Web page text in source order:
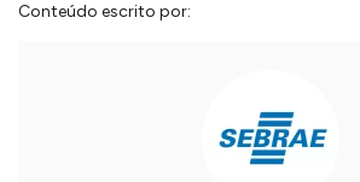
Conteúdo escrito por: